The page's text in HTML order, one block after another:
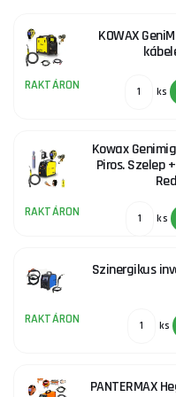
történő ívhegesztés.
hegesztésére használják,
hegesztésére is.
A MIG-MAG módszer
- Lehetőség hegesztésre
- Nagy hegesztési sebesség
- Az MMA módszerrel
- Jól látható hegesztés
- Alacsonyabb hőbevitel a
átvitelű hegesztésnél
KOWAX
RAKTÁRON ks
Kowax
Piros. Szelep
RAKTÁRON ks
Szinergikus
RAKTÁRON ks
PANTERMAX